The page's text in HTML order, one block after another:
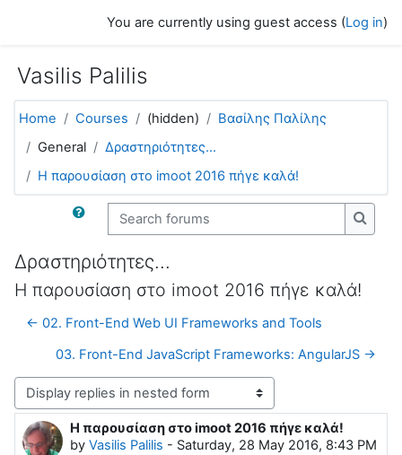
You are currently using guest access (Log in)
Vasilis Palilis
Home Courses (hidden)
Βασίλης Παλίλης
General
Δραστηριότητες...
H παρουσίαση στο imoot 2016 πήγε καλά!
Search forums
Δραστηριότητες...
H παρουσίαση στο imoot 2016 πήγε καλά!
← 02. Front-End Web UI Frameworks and Tools
03. Front-End JavaScript Frameworks: AngularJS →
Display mode
H παρουσίαση στο imoot 2016 πήγε καλά!
by Vasilis Palilis - Saturday, 28 May 2016, 8:43 PM
Number of replies: 0